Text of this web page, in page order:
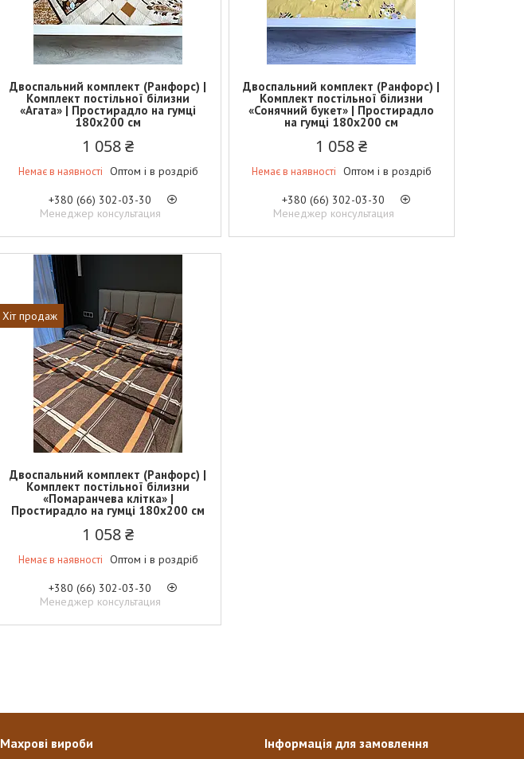
Двоспальний комплект (Ранфорс) |
Комплект постільної білизни
«Агата» | Простирадло на гумці
180х200 см
1 058 ₴
Немає в наявності Оптом і в роздріб
+380 (66) 302-03-30
Менеджер консультация
Двоспальний комплект (Ранфорс) |
Комплект постільної білизни
«Сонячний букет» | Простирадло
на гумці 180х200 см
1 058 ₴
Немає в наявності Оптом і в роздріб
+380 (66) 302-03-30
Менеджер консультация
Хіт продаж
Двоспальний комплект (Ранфорс) |
Комплект постільної білизни
«Помаранчева клітка» |
Простирадло на гумці 180х200 см
1 058 ₴
Немає в наявності Оптом і в роздріб
+380 (66) 302-03-30
Менеджер консультация
Махрові вироби Інформація для замовлення